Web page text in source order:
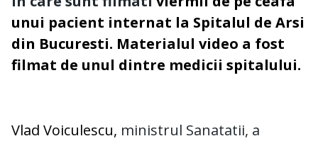
unui pacient internat la Spitalul de Arsi
din Bucuresti. Materialul video a fost
filmat de unul dintre medicii spitalului.
Vlad Voiculescu, ministrul Sanatatii, a